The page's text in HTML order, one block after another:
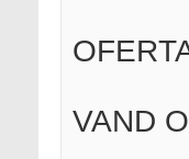
VAND